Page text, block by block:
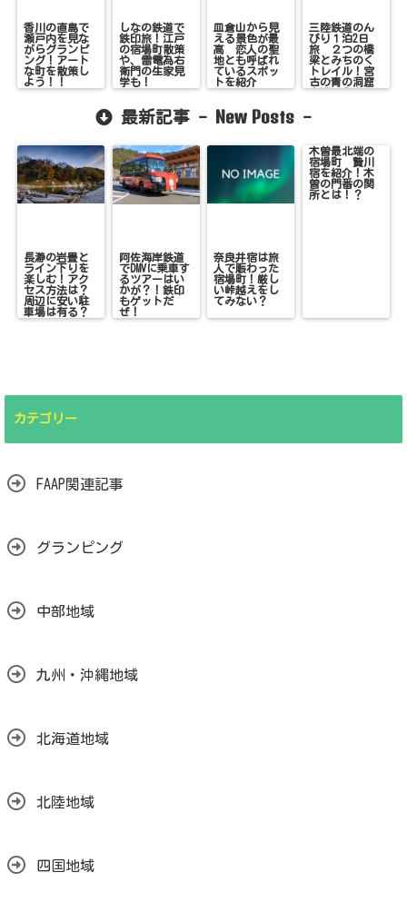
香川の直島で
瀬戸内を見な
がらグランピ
ング！アート
な町を散策し
よう！！
しなの鉄道で
鉄印旅！江戸
の宿場町散策
や、雷電為右
衛門の生家見
学も！
皿倉山から見
える景色が最
高 恋人の聖
地とも呼ばれ
ているスポッ
トを紹介
三陸鉄道のん
びり１泊2日
旅 ２つの橋
梁とみちのく
トレイル！宮
古の青の洞窟
を巡ろう！
最新記事 - New Posts -
長瀞の岩畳と
ライン下りを
楽しむ！アク
セス方法は？
周辺に安い駐
車場は有る？
阿佐海岸鉄道
でDMVに乗車す
るツアーはい
かが？！鉄印
もゲットだ
ぜ！
奈良井宿は旅
人で賑わった
宿場町！厳し
い峠越えをし
てみない？
木曽最北端の
宿場町 贄川
宿を紹介！木
曽の門番の関
所とは！？
カテゴリー
FAAP関連記事
グランピング
中部地域
九州・沖縄地域
北海道地域
北陸地域
四国地域